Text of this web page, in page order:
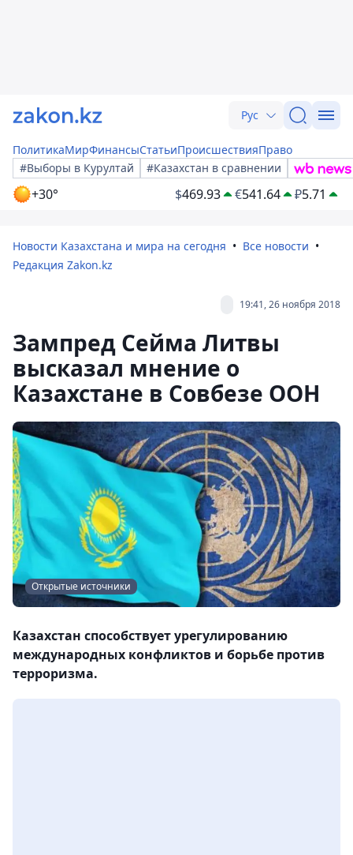
Рус
ПолитикаМирФинансыСтатьиПроисшествияПраво
#Выборы в Курултай
#Казахстан в сравнении
+30° $469.93 €541.64 ₽5.71
Новости Казахстана и мира на сегодня
Все новости
Редакция Zakon.kz
19:41, 26 ноября 2018
Зампред Сейма Литвы
высказал мнение о
Казахстане в Совбезе ООН
Открытые источники
Казахстан способствует урегулированию
международных конфликтов и борьбе против
терроризма.